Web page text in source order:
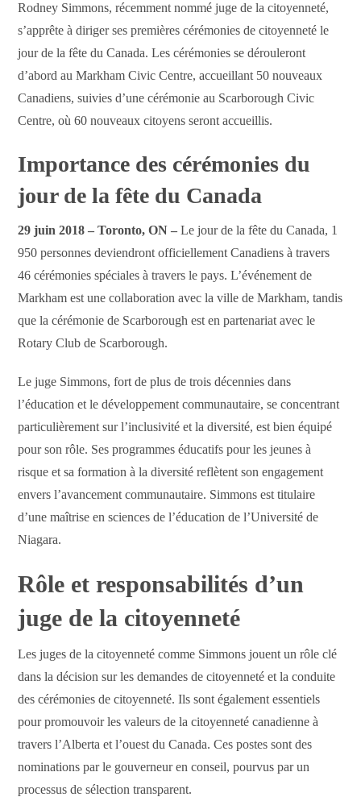
Rodney Simmons, récemment nommé juge de la citoyenneté,
s’apprête à diriger ses premières cérémonies de citoyenneté le
jour de la fête du Canada. Les cérémonies se dérouleront
d’abord au Markham Civic Centre, accueillant 50 nouveaux
Canadiens, suivies d’une cérémonie au Scarborough Civic
Centre, où 60 nouveaux citoyens seront accueillis.
Importance des cérémonies du
jour de la fête du Canada
29 juin 2018 – Toronto, ON – Le jour de la fête du Canada, 1
950 personnes deviendront officiellement Canadiens à travers
46 cérémonies spéciales à travers le pays. L’événement de
Markham est une collaboration avec la ville de Markham, tandis
que la cérémonie de Scarborough est en partenariat avec le
Rotary Club de Scarborough.
Le juge Simmons, fort de plus de trois décennies dans
l’éducation et le développement communautaire, se concentrant
particulièrement sur l’inclusivité et la diversité, est bien équipé
pour son rôle. Ses programmes éducatifs pour les jeunes à
risque et sa formation à la diversité reflètent son engagement
envers l’avancement communautaire. Simmons est titulaire
d’une maîtrise en sciences de l’éducation de l’Université de
Niagara.
Rôle et responsabilités d’un
juge de la citoyenneté
Les juges de la citoyenneté comme Simmons jouent un rôle clé
dans la décision sur les demandes de citoyenneté et la conduite
des cérémonies de citoyenneté. Ils sont également essentiels
pour promouvoir les valeurs de la citoyenneté canadienne à
travers l’Alberta et l’ouest du Canada. Ces postes sont des
nominations par le gouverneur en conseil, pourvus par un
processus de sélection transparent.